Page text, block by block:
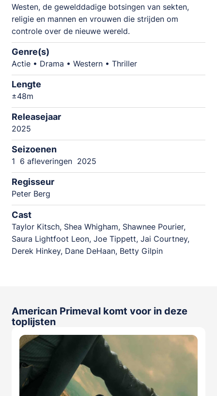
Westen, de gewelddadige botsingen van sekten,
religie en mannen en vrouwen die strijden om
controle over de nieuwe wereld.
Genre(s)
Actie • Drama • Western • Thriller
Lengte
±48m
Releasejaar
2025
Seizoenen
1 6 afleveringen 2025
Regisseur
Peter Berg
Cast
Taylor Kitsch, Shea Whigham, Shawnee Pourier,
Saura Lightfoot Leon, Joe Tippett, Jai Courtney,
Derek Hinkey, Dane DeHaan, Betty Gilpin
American Primeval komt voor in deze
toplijsten